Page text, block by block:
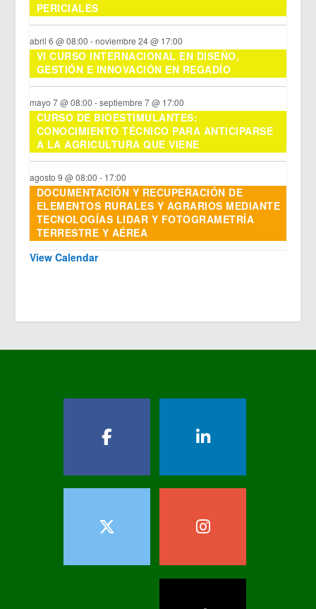
,
,
PERICIALES
abril 6 @ 08:00 -noviembre 24 @ 17:00
VI CURSO INTERNACIONAL EN DISEÑO,
GESTIÓN E INNOVACIÓN EN REGADÍO
mayo 7 @ 08:00 -septiembre 7 @ 17:00
CURSO DE BIOESTIMULANTES:
CONOCIMIENTO TÉCNICO PARA ANTICIPARSE
A LA AGRICULTURA QUE VIENE
agosto 9 @ 08:00 - 17:00
DOCUMENTACIÓN Y RECUPERACIÓN DE
ELEMENTOS RURALES Y AGRARIOS MEDIANTE
TECNOLOGÍAS LIDAR Y FOTOGRAMETRÍA
TERRESTRE Y AÉREA
View Calendar